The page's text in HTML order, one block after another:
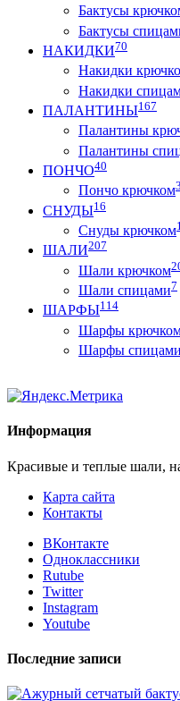
Бактусы
Бактусы
НАКИДКИ70
Накидки
Накидки
ПАЛАНТИНЫ167
Палантины
Палантины
ПОНЧО40
Пончо крючком
СНУДЫ16
Снуды крючком
ШАЛИ207
Шали крючком
Шали спицами7
ШАРФЫ114
Шарфы
Шарфы спицами
Информация
Красивые и теплые шали,
Карта сайта
Контакты
ВКонтакте
Одноклассники
Rutube
Twitter
Instagram
Youtube
Последние записи